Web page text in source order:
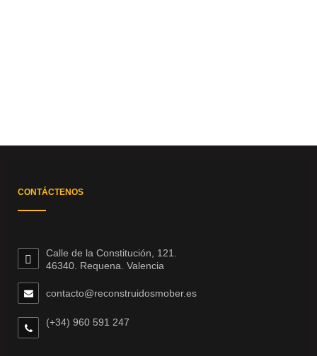
CONTÁCTENOS
Calle de la Constitución, 121.
46340. Requena. Valencia
contacto@reconstruidosmober.es
(+34) 960 591 247